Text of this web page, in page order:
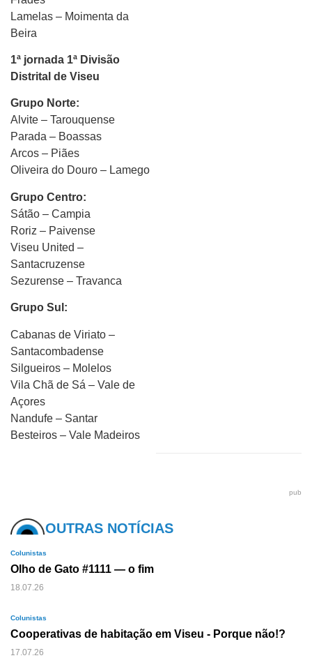
Lamelas – Moimenta da
Beira
1ª jornada 1ª Divisão
Distrital de Viseu
Grupo Norte:
Alvite – Tarouquense
Parada – Boassas
Arcos – Piães
Oliveira do Douro – Lamego
Grupo Centro:
Sátão – Campia
Roriz – Paivense
Viseu United –
Santacruzense
Sezurense – Travanca
Grupo Sul:
Cabanas de Viriato –
Santacombadense
Silgueiros – Molelos
Vila Chã de Sá – Vale de
Açores
Nandufe – Santar
Besteiros – Vale Madeiros
pub
OUTRAS NOTÍCIAS
Colunistas
Olho de Gato #1111 — o fim
18.07.26
Colunistas
Cooperativas de habitação em Viseu - Porque não!?
17.07.26